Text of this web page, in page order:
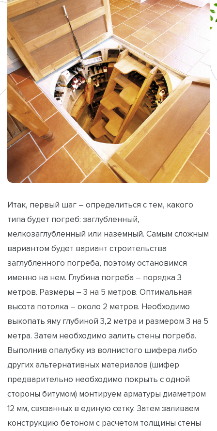
Итак, первый шаг – определиться с тем, какого
типа будет погреб: заглубленный,
мелкозаглубленный или наземный. Самым сложным
вариантом будет вариант строительства
заглубленного погреба, поэтому остановимся
именно на нем. Глубина погреба – порядка 3
метров. Размеры – 3 на 5 метров. Оптимальная
высота потолка – около 2 метров. Необходимо
выкопать яму глубиной 3,2 метра и размером 3 на 5
метра. Затем необходимо залить стены погреба.
Выполнив опалубку из волнистого шифера либо
других альтернативных материалов (шифер
предварительно необходимо покрыть с одной
стороны битумом) монтируем арматуры диаметром
12 мм, связанных в единую сетку. Затем заливаем
конструкцию бетоном с расчетом толщины стены